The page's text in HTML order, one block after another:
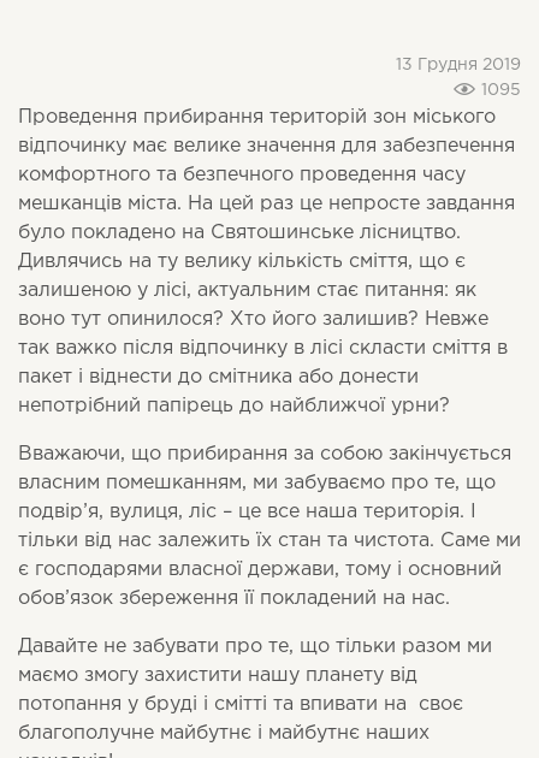
13 Грудня 2019
1095
Проведення прибирання територій зон міського
відпочинку має велике значення для забезпечення
комфортного та безпечного проведення часу
мешканців міста. На цей раз це непросте завдання
було покладено на Святошинське лісництво.
Дивлячись на ту велику кількість сміття, що є
залишеною у лісі, актуальним стає питання: як
воно тут опинилося? Хто його залишив? Невже
так важко після відпочинку в лісі скласти сміття в
пакет і віднести до смітника або донести
непотрібний папірець до найближчої урни?
Вважаючи, що прибирання за собою закінчується
власним помешканням, ми забуваємо про те, що
подвір’я, вулиця, ліс – це все наша територія. І
тільки від нас залежить їх стан та чистота. Саме ми
є господарями власної держави, тому і основний
обов’язок збереження її покладений на нас.
Давайте не забувати про те, що тільки разом ми
маємо змогу захистити нашу планету від
потопання у бруді і смітті та впивати на своє
благополучне майбутнє і майбутнє наших